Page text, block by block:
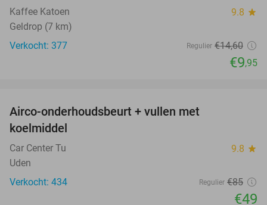
Kaffee Katoen 9.8 star
Geldrop (7 km)
Verkocht: 377
Regulier €14,60
€9,95
Airco-onderhoudsbeurt + vullen met
koelmiddel
Car Center Tu 9.8 star
Uden
Verkocht: 434
Regulier €85
€49